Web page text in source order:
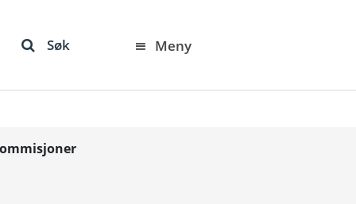
Søk Meny